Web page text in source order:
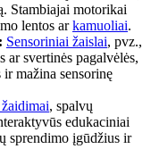
Stambiajai motorikai
lentos arkamuoliai.
Sensoriniai žaislai, pvz.,
svertinės pagalvėlės,
mažina sensorinę
, spalvų
edukaciniai
sprendimo įgūdžius ir